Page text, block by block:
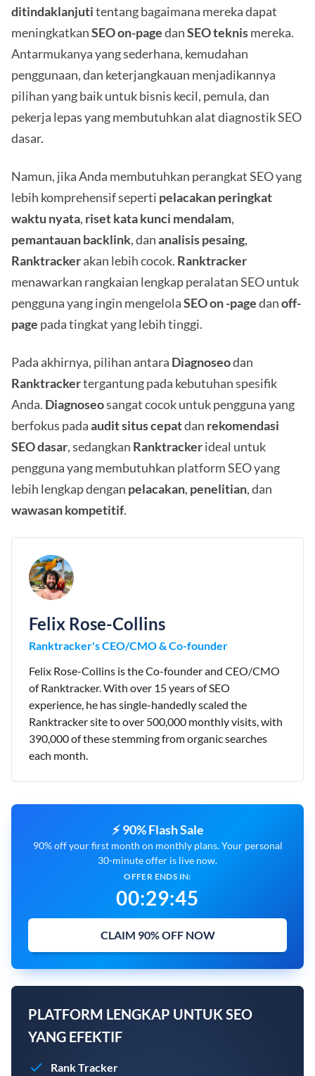
ditindaklanjutitentang bagaimana mereka dapat
meningkatkanSEOon-pagedanSEO teknismereka.
Antarmukanya yang sederhana, kemudahan
penggunaan, dan keterjangkauan menjadikannya
pilihan yang baik untuk bisnis kecil, pemula, dan
pekerja lepas yang membutuhkan alat diagnostik SEO
dasar.
Namun, jika Anda membutuhkan perangkat SEO yang
lebih komprehensif seperti pelacakan peringkat
waktu nyata, riset kata kunci mendalam,
pemantauan backlink, dananalisis pesaing,
Ranktrackerakan lebih cocok. Ranktracker
menawarkan rangkaian lengkap peralatan SEO untuk
pengguna yang ingin mengelolaSEO on-pagedanoff-
page pada tingkat yang lebih tinggi.
Pada akhirnya, pilihan antara Diagnoseodan
Ranktrackertergantung pada kebutuhan spesifik
Anda. Diagnoseosangat cocok untuk pengguna yang
berfokus padaaudit situs cepatdan rekomendasi
SEO dasar, sedangkan Ranktrackerideal untuk
pengguna yang membutuhkan platform SEO yang
lebih lengkap dengan pelacakan, penelitian, dan
wawasan kompetitif.
Felix Rose-Collins
Ranktracker's CEO/CMO & Co-founder
Felix Rose-Collins is the Co-founder and CEO/CMO
of Ranktracker. With over 15 years of SEO
experience, he has single-handedly scaled the
Ranktracker site to over 500,000 monthly visits, with
390,000 of these stemming from organic searches
each month.
⚡ 90% Flash Sale
90% off your first month on monthly plans. Your personal
30-minute offer is live now.
OFFER ENDS IN:
00:29:44
CLAIM 90% OFF NOW
PLATFORM LENGKAP UNTUK SEO
YANG EFEKTIF
Rank Tracker